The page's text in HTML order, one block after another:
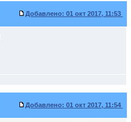
Добавлено: 01 окт 2017, 11:53
Добавлено: 01 окт 2017, 11:54